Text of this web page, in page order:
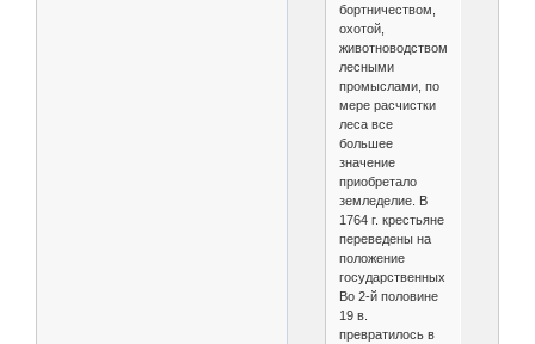
бортничеством,
охотой,
животноводством,
лесными
промыслами, по
мере расчистки
леса все
большее
значение
приобретало
земледелие. В
1764 г. крестьяне
переведены на
положение
государственных.
Во 2-й половине
19 в.
превратилось в